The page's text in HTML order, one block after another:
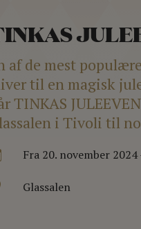
af de mest
til en magisk
TINKAS
i Tivoli til
Fra 20. november 2024
Glassalen